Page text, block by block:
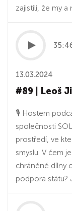
zajistili, že my a
13.03.2024
#89 | Leoš
🎙 Hostem
společnosti
prostředí, ve
smyslu. V čem
chráněné dílny
podpora státu?